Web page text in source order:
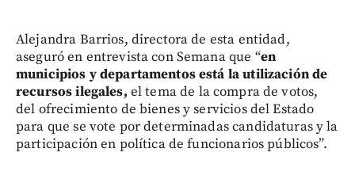
Alejandra Barrios, directora de esta entidad,
aseguró en entrevista con Semana que “en
municipios y departamentos está la utilización de
recursos ilegales, el tema de la compra de votos,
del ofrecimiento de bienes y servicios del Estado
para que se vote por determinadas candidaturas y la
participación en política de funcionarios públicos”.